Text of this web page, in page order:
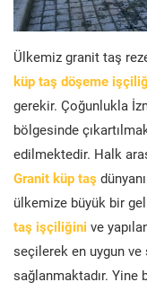
Ülkemiz granit taş
küp taş döşeme
gerekir. Çoğunlukla
bölgesinde
edilmektedir. Halk
Granit küp taş
ülkemize büyük bir
taş işçiliğini ve
seçilerek en uygun ve
sağlanmaktadır. Yine